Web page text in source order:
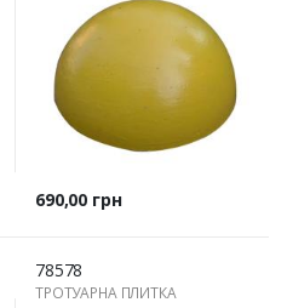
Ціна
690,00 грн
78578
ТРОТУАРНА ПЛИТКА